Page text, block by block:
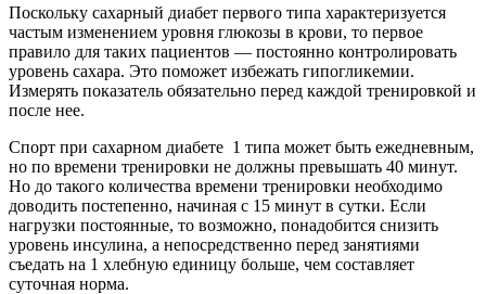
Поскольку сахарный диабет первого типа характеризуется
частым изменением уровня глюкозы в крови, то первое
правило для таких пациентов — постоянно контролировать
уровень сахара. Это поможет избежать гипогликемии.
Измерять показатель обязательно перед каждой тренировкой и
после нее.
Спорт при сахарном диабете 1 типа может быть ежедневным,
но по времени тренировки не должны превышать 40 минут.
Но до такого количества времени тренировки необходимо
доводить постепенно, начиная с 15 минут в сутки. Если
нагрузки постоянные, то возможно, понадобится снизить
уровень инсулина, а непосредственно перед занятиями
съедать на 1 хлебную единицу больше, чем составляет
суточная норма.